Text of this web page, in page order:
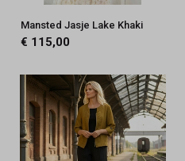
Mansted Jasje Lake Khaki
€ 115,00